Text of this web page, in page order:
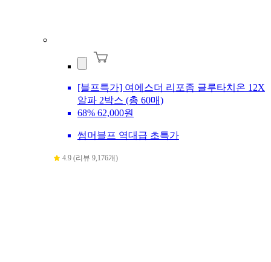
[블프특가] 여에스더 리포좀 글루타치온 12X
알파 2박스 (총 60매)
68% 62,000원
썸머블프 역대급 초특가
4.9 (리뷰 9,176개)